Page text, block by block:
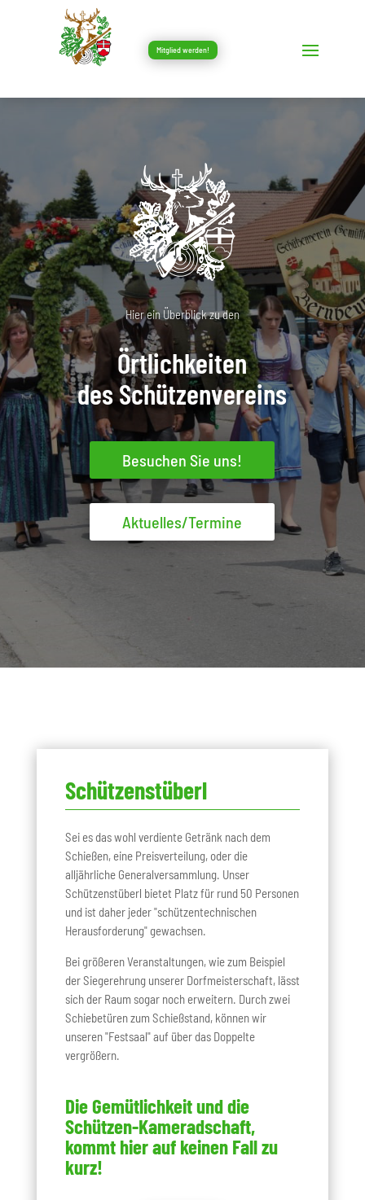
Mitglied werden!
Hier ein Überblick zu den
Örtlichkeiten
des Schützenvereins
Besuchen Sie uns!
Aktuelles/Termine
Schützenstüberl
Sei es das wohl verdiente Getränk nach dem
Schießen, eine Preisverteilung, oder die
alljährliche Generalversammlung. Unser
Schützenstüberl bietet Platz für rund 50 Personen
und ist daher jeder "schützentechnischen
Herausforderung" gewachsen.
Bei größeren Veranstaltungen, wie zum Beispiel
der Siegerehrung unserer Dorfmeisterschaft, lässt
sich der Raum sogar noch erweitern. Durch zwei
Schiebetüren zum Schießstand, können wir
unseren "Festsaal" auf über das Doppelte
vergrößern.
Die Gemütlichkeit und die
Schützen-Kameradschaft,
kommt hier auf keinen Fall zu
kurz!